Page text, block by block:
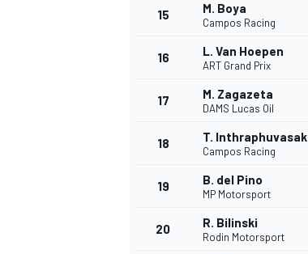
15 M. Boya
Campos Racing
16 L. Van Hoepen
ART Grand Prix
17 M. Zagazeta
DAMS Lucas Oil
18 T. Inthraphuvasak
Campos Racing
19 B. del Pino
MP Motorsport
20 R. Bilinski
Rodin Motorsport